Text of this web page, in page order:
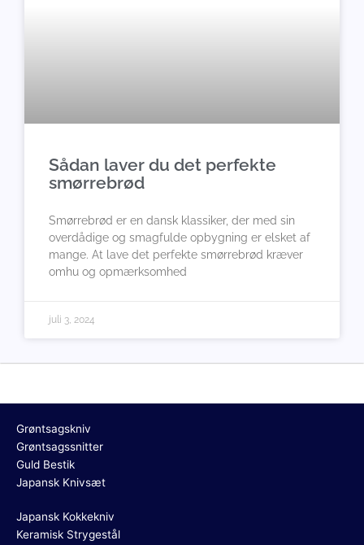
Sådan laver du det perfekte
smørrebrød
Smørrebrød er en dansk klassiker, der med sin
overdådige og smagfulde opbygning er elsket af
mange. At lave det perfekte smørrebrød kræver
omhu og opmærksomhed
juli 3, 2024
Grøntsagskniv
Grøntsagssnitter
Guld Bestik
Japansk Knivsæt
Japansk Kokkekniv
Keramisk Strygestål